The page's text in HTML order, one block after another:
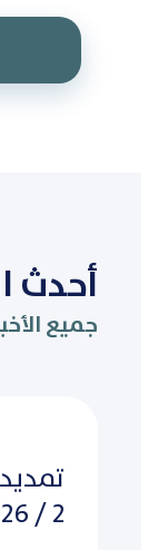
أحدث
جميع
2 / 2026 - 2028